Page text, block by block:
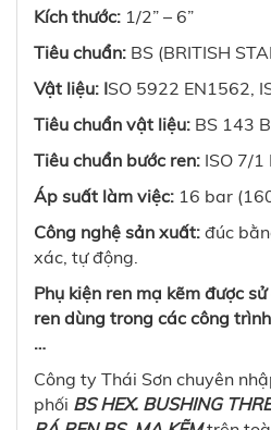
Kích thước: 1/2” – 6”
Tiêu chuẩn: BS (BRITISH
Vật liệu: ISO 5922 EN1562,
Tiêu chuẩn vật liệu: BS 143
Tiêu chuẩn bước ren: ISO 7/1
Áp suất làm việc: 16 bar
Công nghệ sản xuất: đúc
xác, tự động.
Phụ kiện ren mạ kẽm được
ren dùng trong các công
…
Công ty Thái Sơn chuyên
phối BS HEX. BUSHING